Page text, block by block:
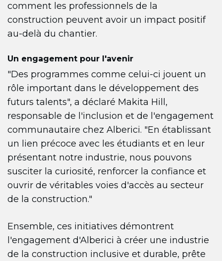
comment les professionnels de la
construction peuvent avoir un impact positif
au-delà du chantier.
Un engagement pour l'avenir
"Des programmes comme celui-ci jouent un
rôle important dans le développement des
futurs talents", a déclaré Makita Hill,
responsable de l'inclusion et de l'engagement
communautaire chez Alberici. "En établissant
un lien précoce avec les étudiants et en leur
présentant notre industrie, nous pouvons
susciter la curiosité, renforcer la confiance et
ouvrir de véritables voies d'accès au secteur
de la construction."
Ensemble, ces initiatives démontrent
l'engagement d'Alberici à créer une industrie
de la construction inclusive et durable, prête